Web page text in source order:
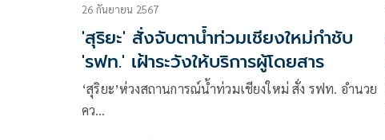
26 กันยายน 2567
'สุริยะ' สั่งจับตาน้ำท่วมเชียงใหม่กำชับ
'รฟท.' เฝ้าระวังให้บริการผู้โดยสาร
‘สุริยะ’ห่วงสถานการณ์น้ำท่วมเชียงใหม่ สั่ง รฟท. อำนวย
คว…